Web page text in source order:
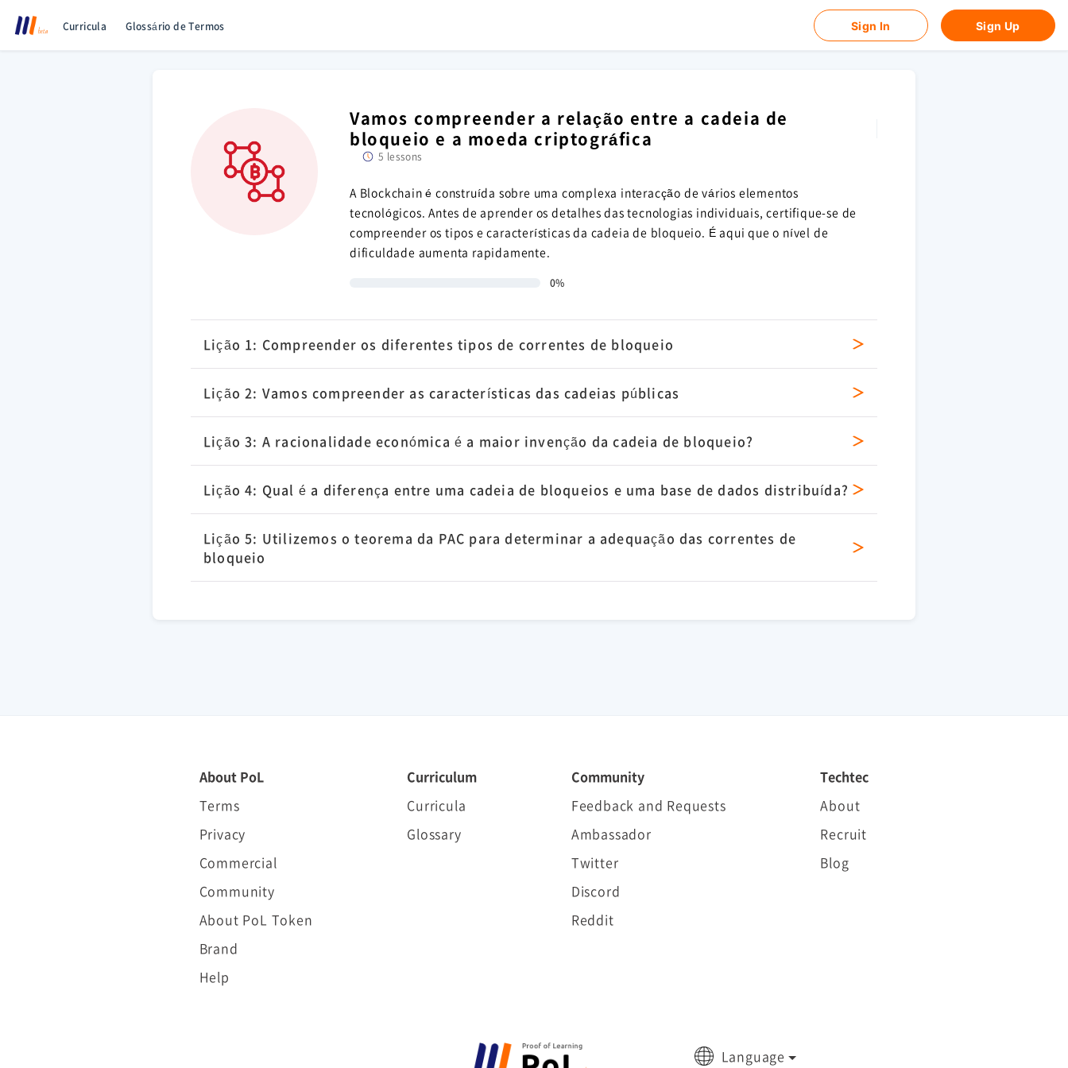
Curricula Glossário de Termos Sign In Sign Up
Vamos compreender a relação entre a cadeia de
bloqueio e a moeda criptográfica
5 lessons
A Blockchain é construída sobre uma complexa interacção de vários elementos
tecnológicos. Antes de aprender os detalhes das tecnologias individuais, certifique-se de
compreender os tipos e características da cadeia de bloqueio. É aqui que o nível de
dificuldade aumenta rapidamente.
0%
Lição 1: Compreender os diferentes tipos de correntes de bloqueio
Lição 2: Vamos compreender as características das cadeias públicas
Lição 3: A racionalidade económica é a maior invenção da cadeia de bloqueio?
Lição 4: Qual é a diferença entre uma cadeia de bloqueios e uma base de dados distribuída?
Lição 5: Utilizemos o teorema da PAC para determinar a adequação das correntes de
bloqueio
About PoL
Terms
Privacy
Commercial
Community
About PoL Token
Brand
Help
Curriculum
Curricula
Glossary
Community
Feedback and Requests
Ambassador
Twitter
Discord
Reddit
Techtec
About
Recruit
Blog
Language